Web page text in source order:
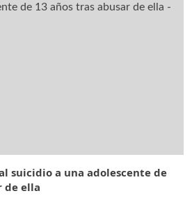
suicidio a una adolescente de
de ella